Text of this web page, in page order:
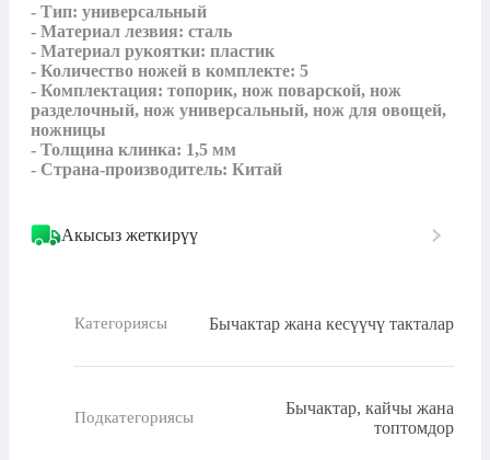
- Тип: универсальный
- Материал лезвия: сталь
- Материал рукоятки: пластик
- Количество ножей в комплекте: 5
- Комплектация: топорик, нож поварской, нож
разделочный, нож универсальный, нож для овощей,
ножницы
- Толщина клинка: 1,5 мм
- Страна-производитель: Китай
Акысыз жеткирүү
Категориясы Бычактар ​​жана кесүүчү такталар
Подкатегориясы
Бычактар, кайчы жана
топтомдор